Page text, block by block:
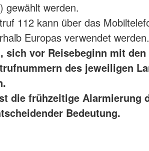
gewählt werden.
112 kann über das
Europas verwendet werden.
sich vor Reisebeginn mit den
des jeweiligen
die frühzeitige Alarmierung
Bedeutung.